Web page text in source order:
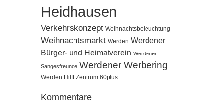
Heidhausen
Verkehrskonzept Weihnachtsbeleuchtung
Weihnachtsmarkt Werden Werdener
Bürger- und Heimatverein Werdener
Sangesfreunde Werdener Werbering
Werden Hilft Zentrum 60plus
Kommentare